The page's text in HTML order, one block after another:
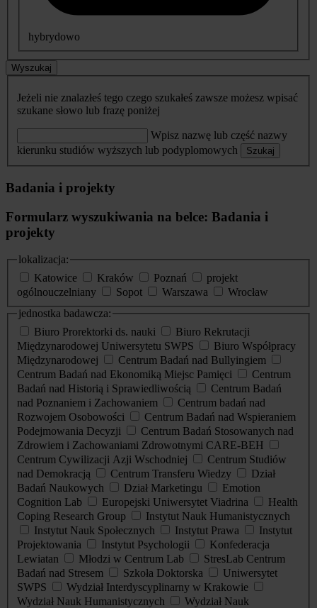
hybrydowo
Wyszukaj
Jeżeli nie znalazłeś tego czego szukałeś zawsze możesz wpisać
szukane słowo lub frazę poniżej
Wpisz nazwę lub część nazwy
kierunku studiów wyższych lub podyplomowych
Szukaj
Badania i projekty
Formularz wyszukiwania na belce: Badania i
projekty
lokalizacja:
Katowice
Kraków Poznań
projekt
ogólnouczelniany
Sopot Warszawa
Wrocław
jednostka badawcza:
Biuro Prorektorki ds. nauki
Biuro Rekrutacji
Międzynarodowej Uniwersytetu SWPS
Biuro Współpracy
Międzynarodowej
Centrum Badań nad Bullyingiem
Centrum Badań nad Ekonomiką Miejsc Pamięci
Centrum
Badań nad Historią i Sprawiedliwością
Centrum Badań
nad Poznaniem i Zachowaniem
Centrum badań nad
Rozwojem Osobowości
Centrum Badań nad Wspieraniem
Podejmowania Decyzji
Centrum Badań Stosowanych nad
Zdrowiem i Zachowaniami Zdrowotnymi CARE-BEH
Centrum Cywilizacji Azji Wschodniej
Centrum Studiów
nad Demokracją
Centrum Transferu Wiedzy
Dział
Badań Naukowych
Dział Marketingu
Emotion
Cognition Lab
Europejski Uniwersytet Viadrina
Health
Coping Research Group
Instytut Nauk Humanistycznych
Instytut Nauk Społecznych
Instytut Prawa
Instytut
Projektowania
Instytut Psychologii
Konfederacja
Lewiatan
Młodzi w Centrum Lab
StresLab Centrum
Badań nad Stresem
Szkoła Doktorska
Uniwersytet
SWPS
Wydział Interdyscyplinarny w Krakowie
Wydział Nauk Humanistycznych
Wydział Nauk